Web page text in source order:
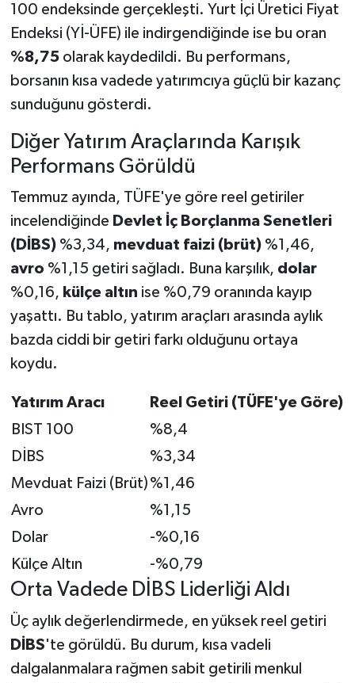
100 endeksinde gerçekleşti. Yurt İçi Üretici Fiyat
Endeksi (Yİ-ÜFE) ile indirgendiğinde ise bu oran
%8,75olarak kaydedildi. Bu performans,
borsanın kısa vadede yatırımcıya güçlü bir kazanç
sunduğunu gösterdi.
Diğer Yatırım Araçlarında Karışık
Performans Görüldü
Temmuz ayında, TÜFE'ye göre reel getiriler
incelendiğinde Devlet İç Borçlanma Senetleri
(DİBS)%3,34, mevduat faizi (brüt)%1,46,
avro %1,15 getiri sağladı. Buna karşılık, dolar
%0,16, külçe altın ise %0,79 oranında kayıp
yaşattı. Bu tablo, yatırım araçları arasında aylık
bazda ciddi bir getiri farkı olduğunu ortaya
koydu.
Yatırım Aracı
Reel Getiri (TÜFE'ye Göre)
BIST 100
%8,4
DİBS
%3,34
Mevduat Faizi (Brüt) %1,46
Avro
%1,15
Dolar
-%0,16
Külçe Altın
-%0,79
Orta Vadede DİBS Liderliği Aldı
Üç aylık değerlendirmede, en yüksek reel getiri
DİBS'te görüldü. Bu durum, kısa vadeli
dalgalanmalara rağmen sabit getirili menkul